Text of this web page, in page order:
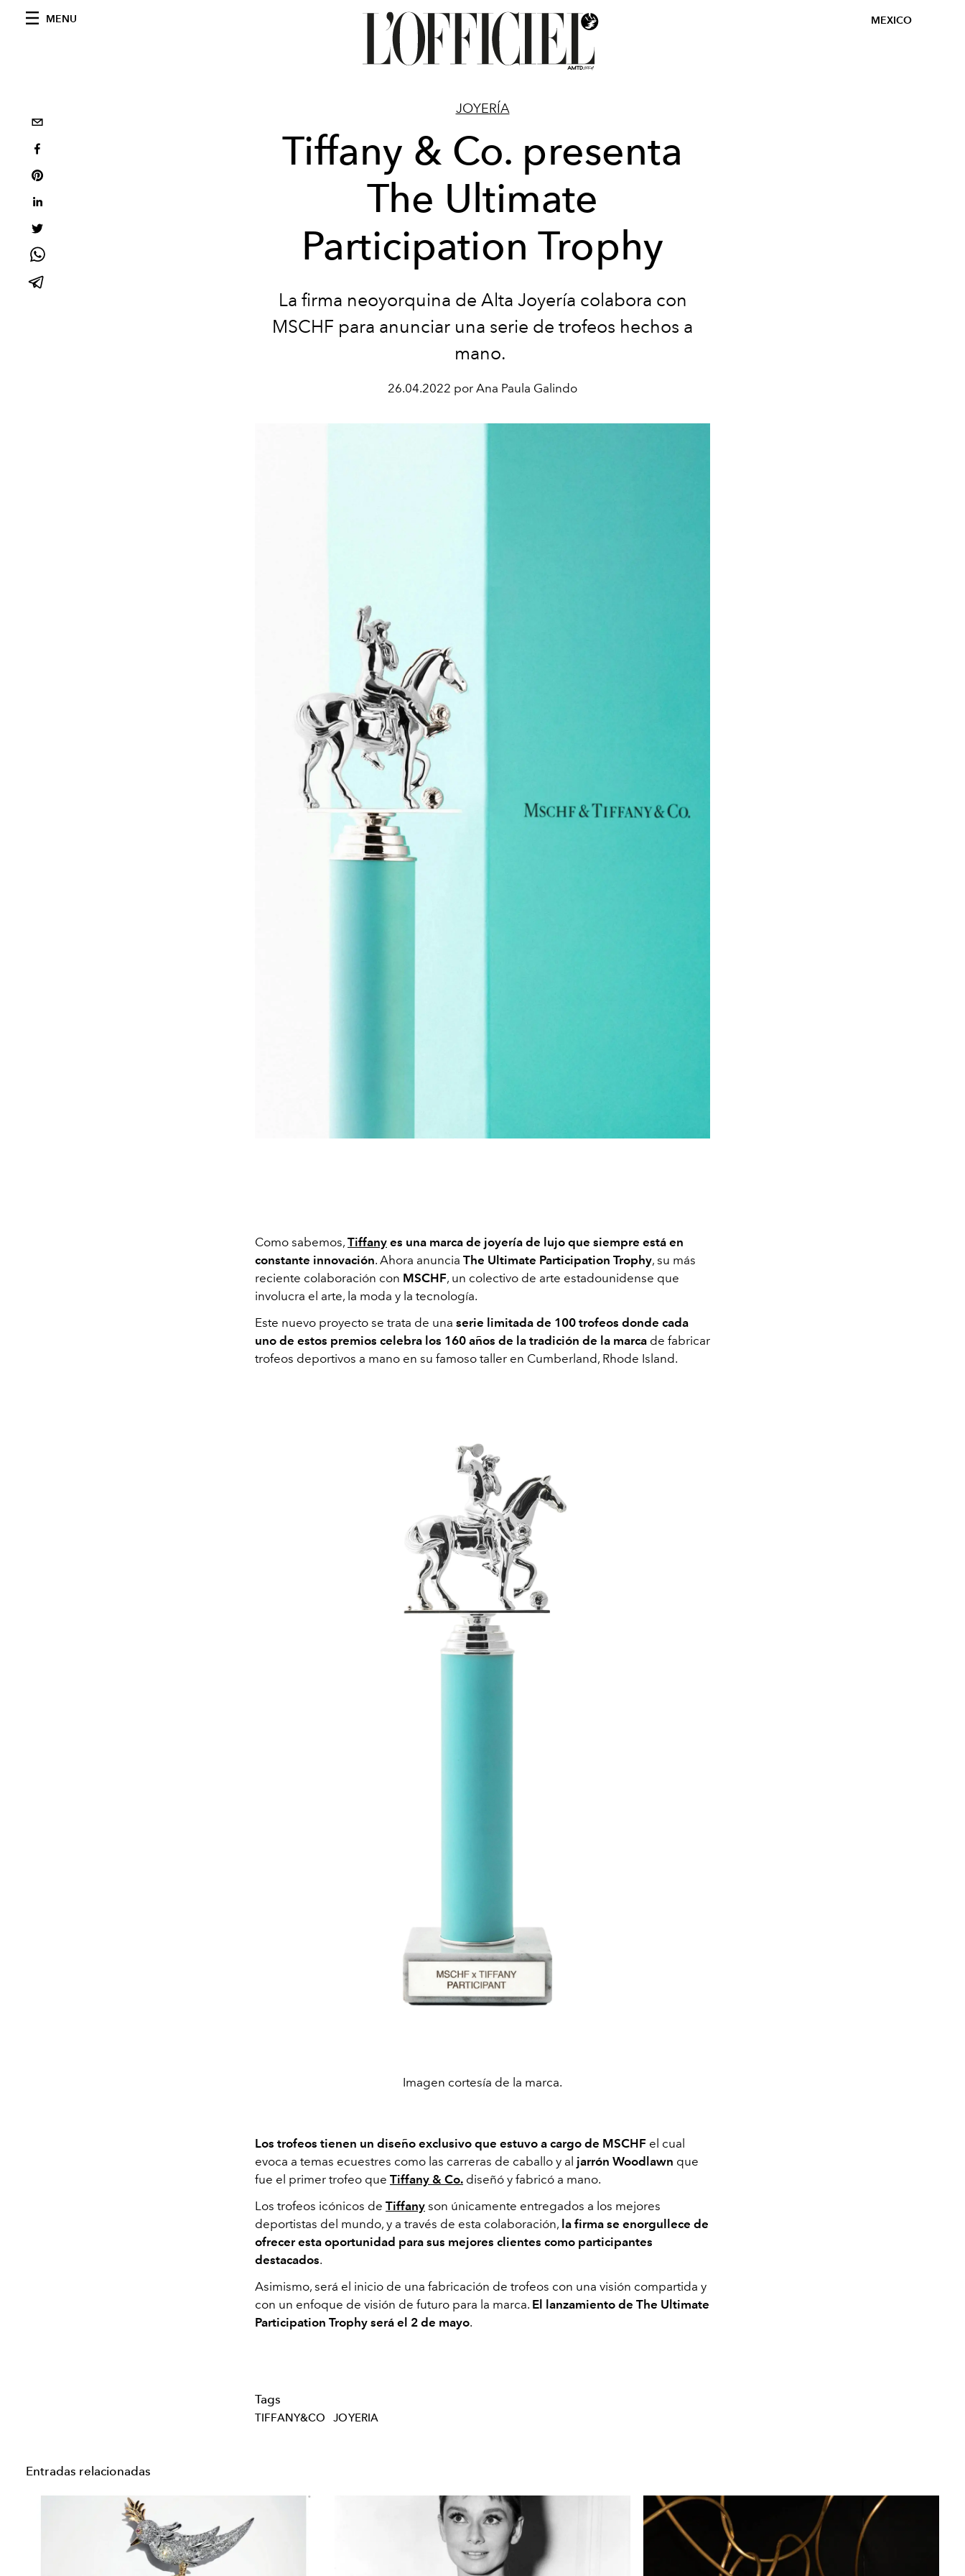
MENU MEXICO
JOYERÍA
Tiffany & Co. presenta
The Ultimate
Participation Trophy
La firma neoyorquina de Alta Joyería colabora con
MSCHF para anunciar una serie de trofeos hechos a
mano.
26.04.2022 por Ana Paula Galindo
Como sabemos, Tiffany es una marca de joyería de lujo que siempre está en
constante innovación. Ahora anuncia The Ultimate Participation Trophy, su más
reciente colaboración con MSCHF, un colectivo de arte estadounidense que
involucra el arte, la moda y la tecnología.
Este nuevo proyecto se trata de una serie limitada de 100 trofeos donde cada
uno de estos premios celebra los 160 años de la tradición de la marca de fabricar
trofeos deportivos a mano en su famoso taller en Cumberland, Rhode Island.
Imagen cortesía de la marca.
Los trofeos tienen un diseño exclusivo que estuvo a cargo de MSCHF el cual
evoca a temas ecuestres como las carreras de caballo y al jarrón Woodlawn que
fue el primer trofeo que Tiffany & Co. diseñó y fabricó a mano.
Los trofeos icónicos de Tiffany son únicamente entregados a los mejores
deportistas del mundo, y a través de esta colaboración, la firma se enorgullece de
ofrecer esta oportunidad para sus mejores clientes como participantes
destacados.
Asimismo, será el inicio de una fabricación de trofeos con una visión compartida y
con un enfoque de visión de futuro para la marca. El lanzamiento de The Ultimate
Participation Trophy será el 2 de mayo.
Tags
TIFFANY&CO JOYERIA
Entradas relacionadas